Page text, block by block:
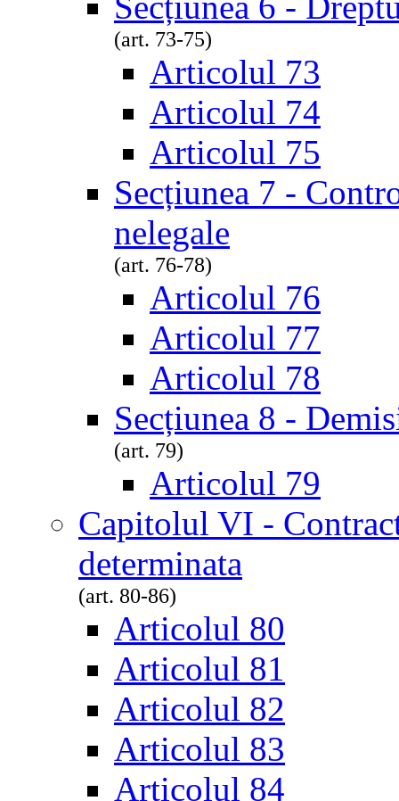
(art. 73-75)
Articolul 73
Articolul 74
Articolul 75
Secțiunea 7 -
nelegale
(art. 76-78)
Articolul 76
Articolul 77
Articolul 78
Secțiunea 8 -
(art. 79)
Articolul 79
Capitolul VI -
determinata
(art. 80-86)
Articolul 80
Articolul 81
Articolul 82
Articolul 83
Articolul 84